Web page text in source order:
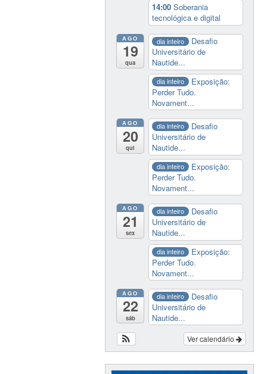
14:00Soberania
tecnológica e digital
AGO
19
qua
dia inteiro
Desafio
Universitário de
Nautide...
dia inteiro
Exposição:
Perder Tudo.
Novament...
AGO
20
qui
dia inteiro
Desafio
Universitário de
Nautide...
dia inteiro
Exposição:
Perder Tudo.
Novament...
AGO
21
sex
dia inteiro
Desafio
Universitário de
Nautide...
dia inteiro
Exposição:
Perder Tudo.
Novament...
AGO
22
sáb
dia inteiro
Desafio
Universitário de
Nautide...
Ver calendário